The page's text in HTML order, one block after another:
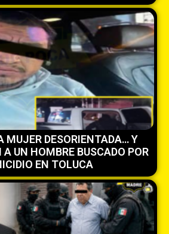
MUJER DESORIENTADA… Y
UN HOMBRE BUSCADO POR
EN TOLUCA